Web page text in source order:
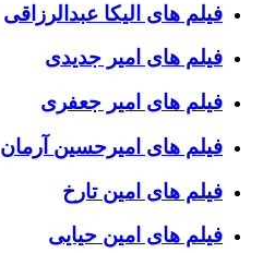
فیلم های الیکا عبدالرزاقی
فیلم های امیر جدیدی
فیلم های امیر جعفری
فیلم های امیرحسین آرمان
فیلم های امین تارخ
فیلم های امین حیایی